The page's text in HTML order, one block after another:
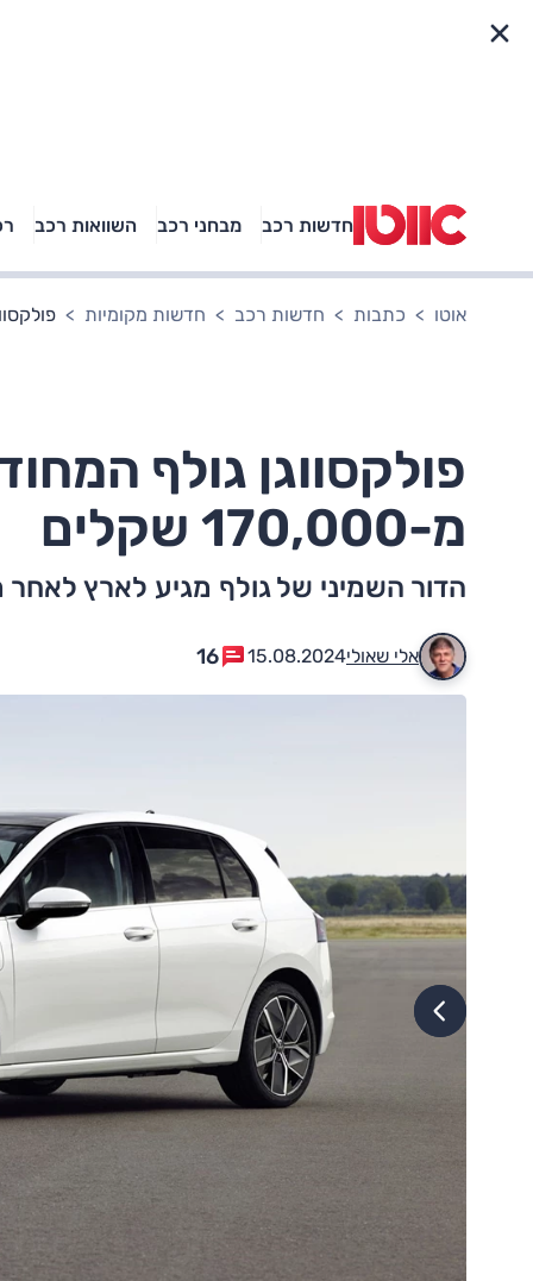
חדשות רכב מבחני רכב השוואות רכב
באיזה רכב פנאי נוסעת
אוטו כתבות חדשות רכב חדשות מקומיות
פולקסווגן גולף
מ-170,000 שקלים
הדור השמיני של גולף מגיע לארץ לאחר
אלי שאולי15.08.2024
16